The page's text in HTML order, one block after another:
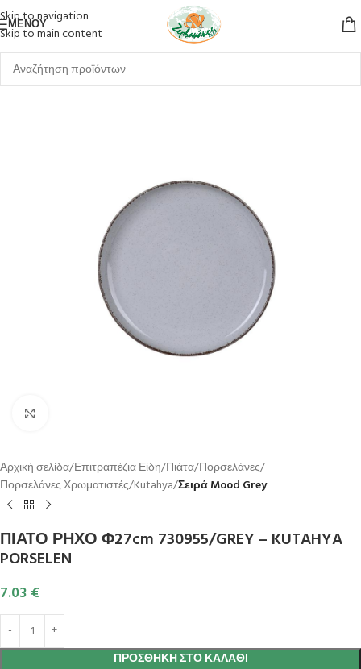
Skip to navigation
Skip to main content
ΜΕΝΟΎ
Αρχική σελίδα Επιτραπέζια Είδη Πιάτα Πορσελάνες
Πορσελάνες Χρωματιστές Kutahya Σειρά Mood Grey
ΠΙΑΤΟ ΡΗΧΟ Φ27cm 730955/GREY – KUTAHYA
PORSELEN
7.03 €
ΠΡΟΣΘΉΚΗ ΣΤΟ ΚΑΛΆΘΙ